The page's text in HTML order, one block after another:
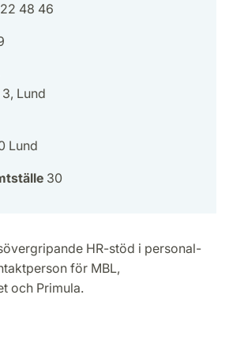
48 46
Lund
Lund
30
HR-stöd i personal-
för MBL,
och Primula.